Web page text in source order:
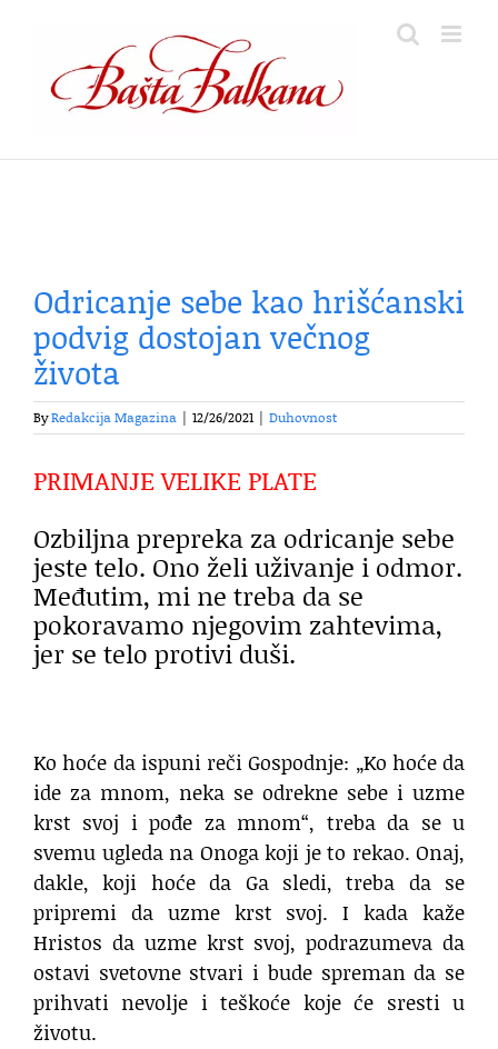
content
Odricanje sebe kao hrišćanski
podvig dostojan večnog
života
ByRedakcija Magazina 12/26/2021 Duhovnost
PRIMANJE VELIKE PLATE
Ozbiljna prepreka za odricanje sebe
jeste telo. Ono želi uživanje i odmor.
Međutim, mi ne treba da se
pokoravamo njegovim zahtevima,
jer se telo protivi duši.
Ko hoće da ispuni reči Gospodnje: „Ko hoće da
ide za mnom, neka se odrekne sebe i uzme
krst svoj i pođe za mnom“, treba da se u
svemu ugleda na Onoga koji je to rekao. Onaj,
dakle, koji hoće da Ga sledi, treba da se
pripremi da uzme krst svoj. I kada kaže
Hristos da uzme krst svoj, podrazumeva da
ostavi svetovne stvari i bude spreman da se
prihvati nevolje i teškoće koje će sresti u
životu.